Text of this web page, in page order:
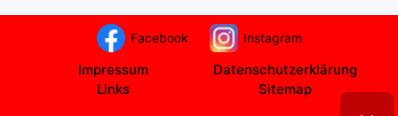
Facebook Instagram
Impressum
Datenschutzerklärung
Links
Sitemap